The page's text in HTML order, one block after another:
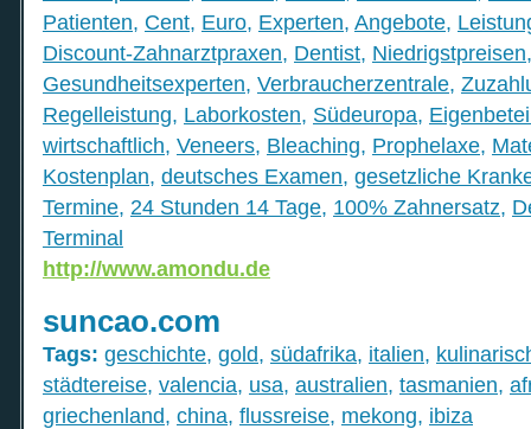
Patienten, Cent, Euro, Experten, Angebote,
Discount-Zahnarztpraxen, Dentist, Niedrigstpreisen
Gesundheitsexperten, Verbraucherzentrale,
Regelleistung, Laborkosten, Südeuropa,
wirtschaftlich, Veneers, Bleaching, Prophelaxe,
Kostenplan, deutsches Examen, gesetzliche
Termine, 24 Stunden 14 Tage, 100% Zahnersatz,
Terminal
http://www.amondu.de
suncao.com
Tags: geschichte, gold, südafrika, italien,
städtereise, valencia, usa, australien, tasmanien,
griechenland, china, flussreise, mekong, ibiza